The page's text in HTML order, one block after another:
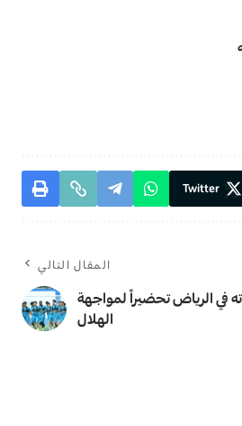
Twitter
المقال التالي
في الرياض تحضيراً لمواجهة
الهلال